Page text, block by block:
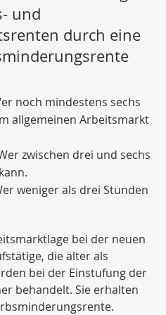
und
durch eine
noch mindestens sechs
allgemeinen Arbeitsmarkt
zwischen drei und sechs
weniger als drei Stunden
bei der neuen
die älter als
bei der Einstufung der
behandelt. Sie erhalten